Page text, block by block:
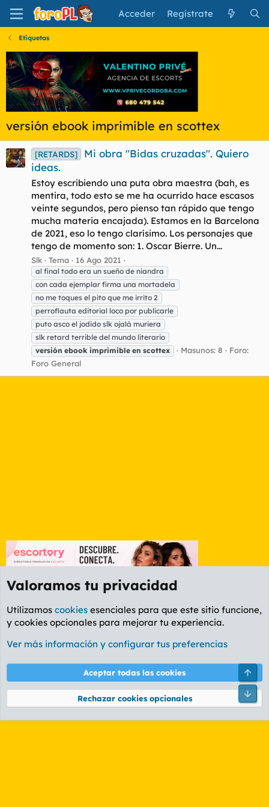
Acceder Regístrate
Etiquetas
versión ebook imprimible en scottex
[RETARDS]
Mi obra "Bidas cruzadas". Quiero
ideas.
Estoy escribiendo una puta obra maestra (bah, es
mentira, todo esto se me ha ocurrido hace escasos
veinte segundos, pero pienso tan rápido que tengo
mucha materia encajada). Estamos en la Barcelona
de 2021, eso lo tengo clarísimo. Los personajes que
tengo de momento son: 1. Oscar Bierre. Un...
Slk Tema 16 Ago 2021
al final todo era un sueño de niandra
con cada ejemplar firma una mortadela
no me toques el pito que me irrito 2
perroflauta editorial loco por publicarle
puto asco el jodido slk ojalá muriera
slk retard terrible del mundo literario
versión ebook imprimible en scottex Masunos: 8
Foro:
Foro General
Etiquetas
Cookies
PL OLDSTYLE AMARILLO
Términos y reglas Política de privacidad Ayuda
Community platform by XenForo® © 2010-2026 XenForo Ltd.
Valoramos tu privacidad
Utilizamos cookies esenciales para que este sitio funcione,
y cookies opcionales para mejorar tu experiencia.
Ver más información y configurar tus preferencias
Aceptar todas las cookies
Rechazar cookies opcionales
Pie